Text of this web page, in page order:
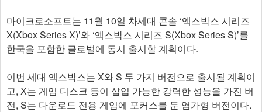
마이크로소프트는 11월 10일 차세대 콘솔 ‘엑스박스 시리즈
X(Xbox Series X)’와 ‘엑스박스 시리즈 S(Xbox Series S)’를
한국을 포함한 글로벌에 동시 출시할 계획이다.
이번 세대 엑스박스는 X와 S 두 가지 버전으로 출시될 계획이
고, X는 게임 디스크 등이 삽입 가능한 강력한 성능을 가진 버
전, S는 다운로드 전용 게임에 포커스를 둔 염가형 버전이다.